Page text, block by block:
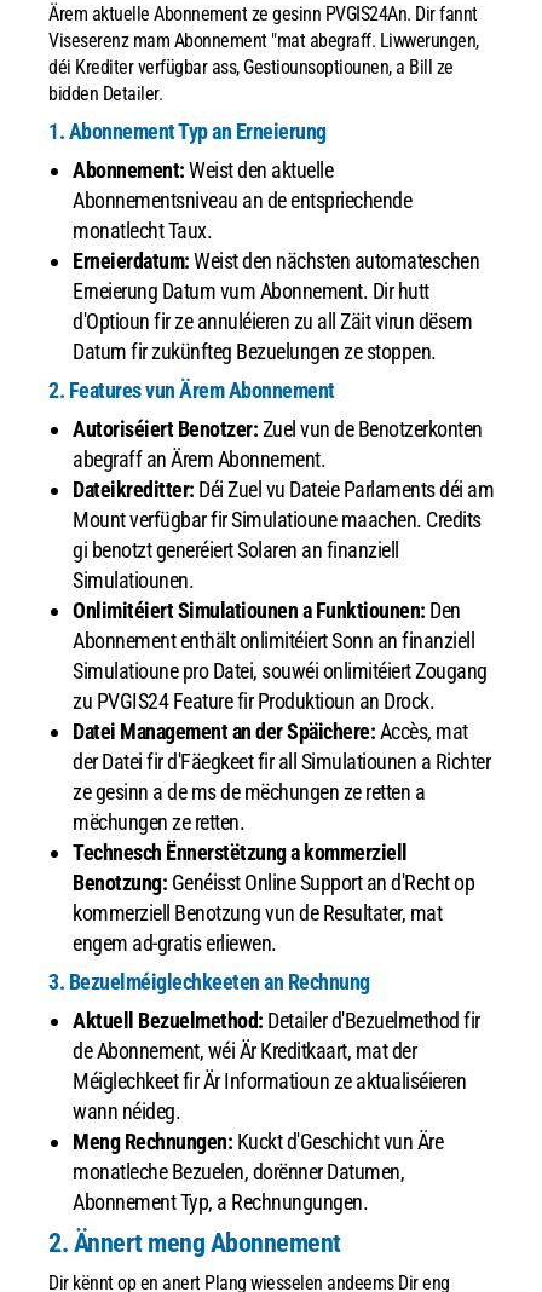
Ärem aktuelle Abonnement ze gesinn PVGIS24An. Dir fannt
Viseserenz mam Abonnement "mat abegraff. Liwwerungen,
déi Krediter verfügbar ass, Gestiounsoptiounen, a Bill ze
bidden Detailer.
1. Abonnement Typ an Erneierung
Abonnement:Weist den aktuelle
Abonnementsniveau an de entspriechende
monatlecht Taux.
Erneierdatum:Weist den nächsten automateschen
Erneierung Datum vum Abonnement. Dir hutt
d'Optioun fir ze annuléieren zu all Zäit virun dësem
Datum fir zukünfteg Bezuelungen ze stoppen.
2. Features vun Ärem Abonnement
Autoriséiert Benotzer:Zuel vun de Benotzerkonten
abegraff an Ärem Abonnement.
Dateikreditter: Déi Zuel vu Dateie Parlaments déi am
Mount verfügbar fir Simulatioune maachen. Credits
gi benotzt generéiert Solaren an finanziell
Simulatiounen.
Onlimitéiert Simulatiounen a Funktiounen: Den
Abonnement enthält onlimitéiert Sonn an finanziell
Simulatioune pro Datei, souwéi onlimitéiert Zougang
zu PVGIS24 Feature fir Produktioun an Drock.
Datei Management an der Späichere:Accès, mat
der Datei fir d'Fäegkeet fir all Simulatiounen a Richter
ze gesinn a de ms de mëchungen ze retten a
mëchungen ze retten.
Technesch Ënnerstëtzung a kommerziell
Benotzung: Genéisst Online Support an d'Recht op
kommerziell Benotzung vun de Resultater, mat
engem ad-gratis erliewen.
3. Bezuelméiglechkeeten an Rechnung
Aktuell Bezuelmethod: Detailer d'Bezuelmethod fir
de Abonnement, wéi Är Kreditkaart, mat der
Méiglechkeet fir Är Informatioun ze aktualiséieren
wann néideg.
Meng Rechnungen: Kuckt d'Geschicht vun Äre
monatleche Bezuelen, dorënner Datumen,
Abonnement Typ, a Rechnungungen.
2. Ännert meng Abonnement
Dir kënnt op en anert Plang wiesselen andeems Dir eng